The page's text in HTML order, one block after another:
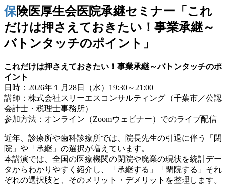
保険医厚生会医院承継セミナー「これ
だけは押さえておきたい！事業承継～
バトンタッチのポイント」
これだけは押さえておきたい！事業承継～バトンタッチのポ
イント
日時：2026年１月28日（水） 19:30～21:00
講師： 株式会社スリーエスコンサルティング （千葉市／公認
会計士・税理士事務所）
参加方法： オンライン（Zoomウェビナー）でのライブ配信
近年、診療所や歯科診療所では、院長先生の引退に伴う「閉
院」や「承継」の選択が増えています。
本講演では、全国の医療機関の閉院や廃業の現状を統計デー
タからわかりやすく紹介し、「承継する」「閉院する」それ
ぞれの選択肢と、そのメリット・デメリットを整理します。